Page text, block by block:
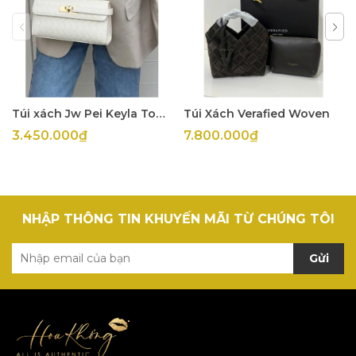
Túi xách Jw Pei Keyla Top Handle
3.450.000₫
Túi Xách Verafied Woven
7.800.000₫
NHẬP THÔNG TIN KHUYẾN MÃI TỪ CHÚNG TÔI
Gửi